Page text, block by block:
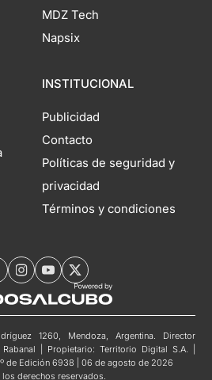
MDZ Tech
Napsix
INSTITUCIONAL
Publicidad
Contacto
Políticas de seguridad y
privacidad
Términos y condiciones
1260, Mendoza, Argentina. Director
| Propietario: Territorio Digital S.A. |
de Edición 6938 | 06 de agosto de 2026
derechos reservados.